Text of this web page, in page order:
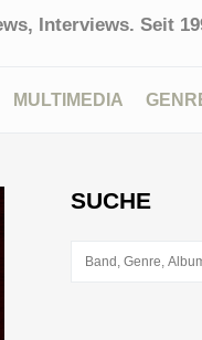
Interviews. Seit
MULTIMEDIA
SUCHE